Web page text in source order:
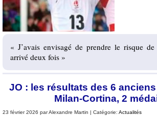
« J’avais envisagé de prendre le risque
arrivé deux fois »
JO : les résultats des 6
Milan-Cortina, 2
23 février 2026 par Alexandre Martin | Catégorie: Actualités